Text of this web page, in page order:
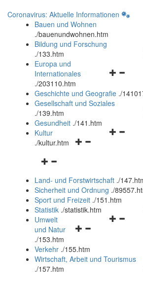
Coronavirus: Aktuelle Informationen
Bauen und Wohnen
./bauenundwohnen.htm
Bildung und Forschung
./133.htm
und
schließen
Europa und
Internationales
./203110.htm
Geschichte und Geografie ./
Gesellschaft und Soziales
./139.htm
Gesundheit ./141.htm
Navigationsmenü
Kultur
./kultur.htm
Navigationsmenü
und
schließen
Land- und Forstwirtschaft ./
Sicherheit und Ordnung ./
Sport und Freizeit ./151.htm
Statistik ./statistik.htm
Navigationsmenü
und
schließen
Umwelt
und Natur
./153.htm
Verkehr ./155.htm
Wirtschaft, Arbeit und Tourismus
./157.htm